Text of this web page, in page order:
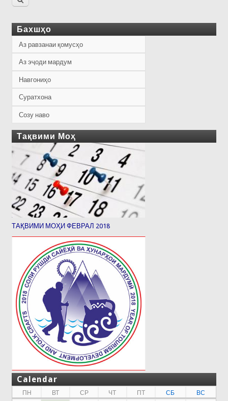
Бахшҳо
Аз равзанаи қомусҳо
Аз эҷоди мардум
Навгониҳо
Суратхона
Созу наво
Тақвими Моҳ
ТАҚВИМИ МОҲИ ФЕВРАЛ 2018
Calendar
ПН ВТ СР ЧТ ПТ СБ
ВС